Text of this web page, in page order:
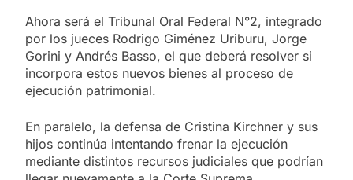
Ahora será el Tribunal Oral Federal N°2, integrado
por los jueces Rodrigo Giménez Uriburu, Jorge
Gorini y Andrés Basso, el que deberá resolver si
incorpora estos nuevos bienes al proceso de
ejecución patrimonial.
En paralelo, la defensa de Cristina Kirchner y sus
hijos continúa intentando frenar la ejecución
mediante distintos recursos judiciales que podrían